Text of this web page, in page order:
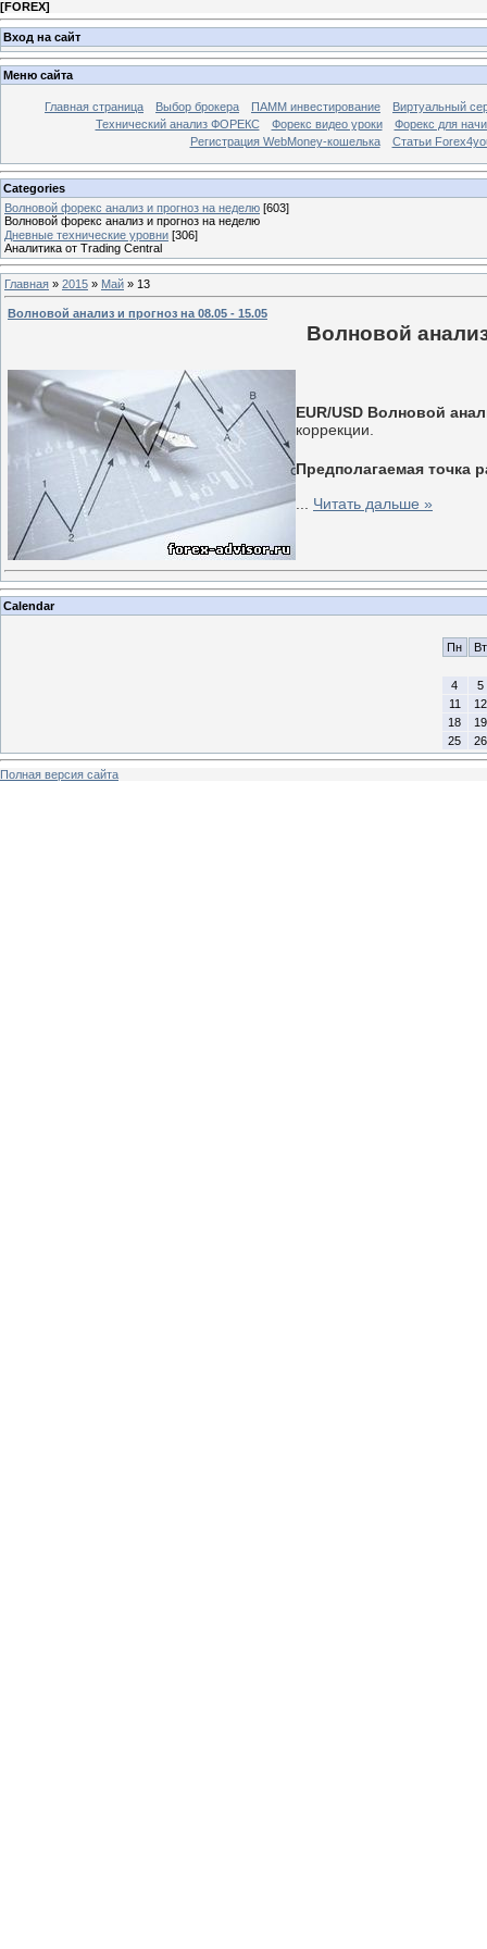
[FOREX]
Вход на сайт
Меню сайта
Главная страница Выбор брокера ПАММ инвестирование
Виртуальный
Технический анализ ФОРЕКС
Форекс видео уроки
Форекс для
Регистрация WebMoney-кошелька
Статьи
Categories
Волновой форекс анализ и прогноз на неделю [603]
Волновой форекс анализ и прогноз на неделю
Дневные технические уровни [306]
Аналитика от Trading Central
Главная » 2015 » Май » 13
Волновой анализ и прогноз на 08.05 - 15.05
Волновой
EUR/USD Волновой
коррекции.
Предполагаемая точка
Читать дальше »
Calendar
Пн Вт
4
5
11
12
18
19
25
26
Полная версия сайта